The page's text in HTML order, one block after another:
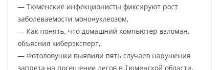
— Тюменские инфекционисты фиксируют рост
заболеваемости мононуклеозом,
— Как понять, что домашний компьютер взломан,
объяснил киберэксперт,
— Фотоловушки выявили пять случаев нарушения
запрета на посещение лесов в Тюменской области,